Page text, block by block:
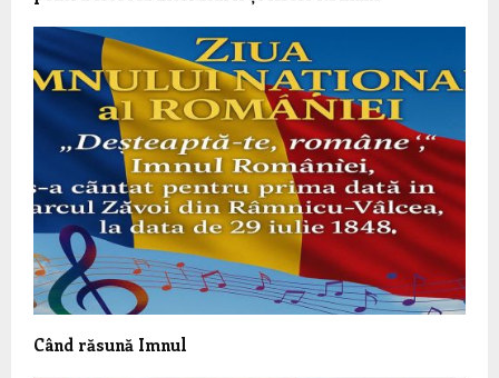
Când răsună Imnul